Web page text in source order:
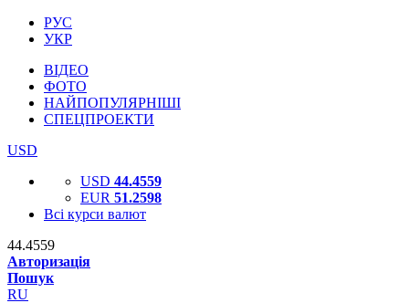
РУС
УКР
ВІДЕО
ФОТО
НАЙПОПУЛЯРНІШІ
СПЕЦПРОЕКТИ
USD
USD 44.4559
EUR 51.2598
Всі курси валют
44.4559
Авторизація
Пошук
RU